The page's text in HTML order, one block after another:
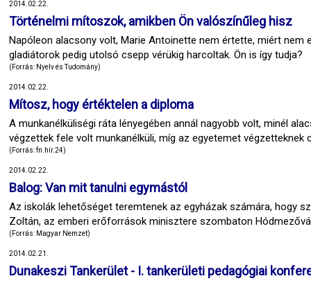
2014.02.22.
Történelmi mítoszok, amikben Ön valószínűleg hisz
Napóleon alacsony volt, Marie Antoinette nem értette, miért nem
gladiátorok pedig utolsó csepp vérükig harcoltak. Ön is így tudja?
(Forrás: Nyelv és Tudomány)
2014.02.22.
Mítosz, hogy értéktelen a diploma
A munkanélküliségi ráta lényegében annál nagyobb volt, minél
végzettek fele volt munkanélküli, míg az egyetemet végzetteknek
(Forrás: fn.hír.24)
2014.02.22.
Balog: Van mit tanulni egymástól
Az iskolák lehetőséget teremtenek az egyházak számára, hogy
Zoltán, az emberi erőforrások minisztere szombaton
(Forrás: Magyar Nemzet)
2014.02.21.
Dunakeszi Tankerület - I. tankerületi pedagógiai